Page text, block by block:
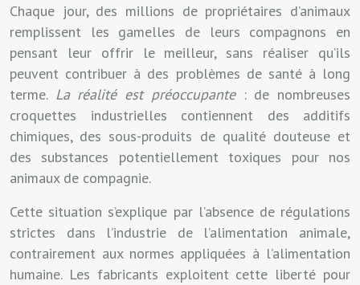
Chaque jour, des millions de propriétaires d’animaux
remplissent les gamelles de leurs compagnons en
pensant leur offrir le meilleur, sans réaliser qu’ils
peuvent contribuer à des problèmes de santé à long
terme. La réalité est préoccupante : de nombreuses
croquettes industrielles contiennent des additifs
chimiques, des sous-produits de qualité douteuse et
des substances potentiellement toxiques pour nos
animaux de compagnie.
Cette situation s’explique par l’absence de régulations
strictes dans l’industrie de l’alimentation animale,
contrairement aux normes appliquées à l’alimentation
humaine. Les fabricants exploitent cette liberté pour